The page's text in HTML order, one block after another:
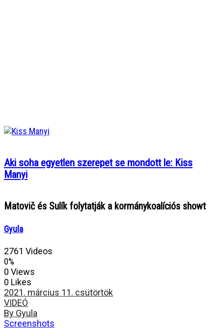
Aki soha egyetlen szerepet se mondott le: Kiss
Manyi
Matovič és Sulík folytatják a kormánykoalíciós showt
Gyula
2761 Videos
0%
0 Views
0 Likes
2021. március 11. csütörtök
VIDEÓ
By Gyula
Screenshots